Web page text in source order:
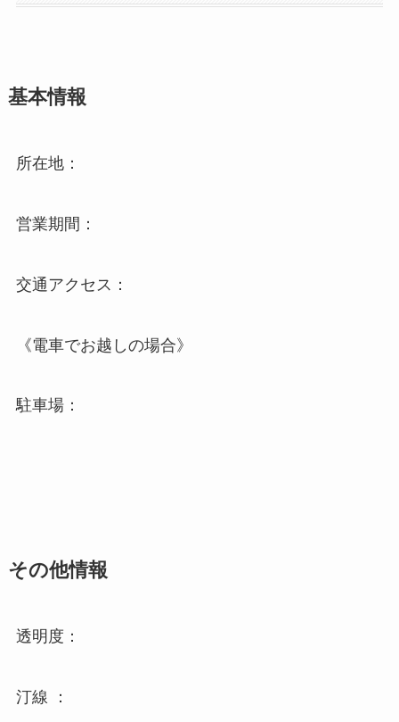
基本情報
所在地：
営業期間：
交通アクセス：
《電車でお越しの場合》
駐車場：
その他情報
透明度：
汀線 ：